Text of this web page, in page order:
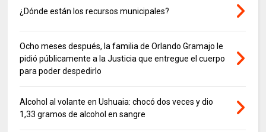
¿Dónde están los recursos municipales?
Ocho meses después, la familia de Orlando Gramajo le
pidió públicamente a la Justicia que entregue el cuerpo
para poder despedirlo
Alcohol al volante en Ushuaia: chocó dos veces y dio
1,33 gramos de alcohol en sangre